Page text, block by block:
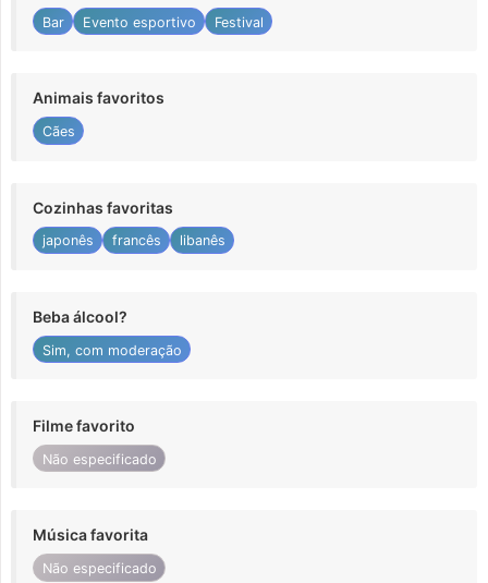
Bar Evento esportivo Festival
Animais favoritos
Cães
Cozinhas favoritas
japonês francês libanês
Beba álcool?
Sim, com moderação
Filme favorito
Não especificado
Música favorita
Não especificado